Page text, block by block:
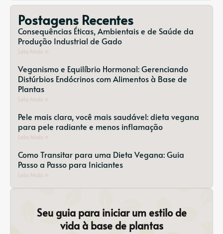
precisa.
Postagens Recentes
Consequências Éticas, Ambientais e de Saúde da
Produção Industrial de Gado
Veganismo e Equilíbrio Hormonal: Gerenciando
Distúrbios Endócrinos com Alimentos à Base de
Plantas
Pele mais clara, você mais saudável: dieta vegana
para pele radiante e menos inflamação
Como Transitar para uma Dieta Vegana: Guia
Passo a Passo para Iniciantes
Seu guia para iniciar um estilo de
vida à base de plantas